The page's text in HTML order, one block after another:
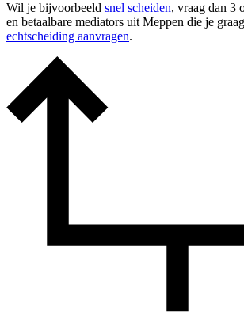
Wil je bijvoorbeeld snel scheiden, vraag dan 3
en betaalbare mediators uit Meppen die je
echtscheiding aanvragen.